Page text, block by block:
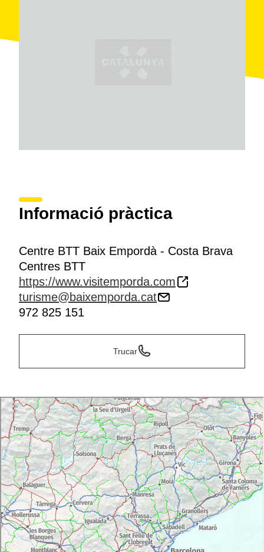
Informació pràctica
Centre BTT Baix Empordà - Costa Brava
Centres BTT
https://www.visitemporda.com
turisme@baixemporda.cat
972 825 151
Trucar